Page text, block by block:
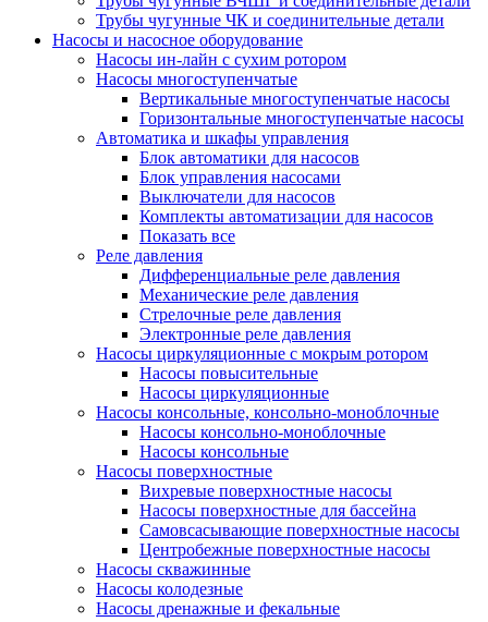
Трубы чугунные ЧК и соединительные детали
Насосы и насосное оборудование
Насосы ин-лайн с сухим ротором
Насосы многоступенчатые
Вертикальные многоступенчатые насосы
Горизонтальные многоступенчатые насосы
Автоматика и шкафы управления
Блок автоматики для насосов
Блок управления насосами
Выключатели для насосов
Комплекты автоматизации для насосов
Показать все
Реле давления
Дифференциальные реле давления
Механические реле давления
Стрелочные реле давления
Электронные реле давления
Насосы циркуляционные с мокрым ротором
Насосы повысительные
Насосы циркуляционные
Насосы консольные, консольно-моноблочные
Насосы консольно-моноблочные
Насосы консольные
Насосы поверхностные
Вихревые поверхностные насосы
Насосы поверхностные для бассейна
Самовсасывающие поверхностные насосы
Центробежные поверхностные насосы
Насосы скважинные
Насосы колодезные
Насосы дренажные и фекальные